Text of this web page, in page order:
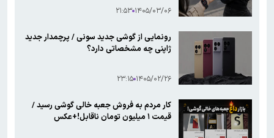
۱۴۰۵/۰۳/۰۶ ۲۱:۵۳
رونمایی از گوشی جدید سونی / پرچمدار جدید
ژاپنی چه مشخصاتی دارد؟
۱۴۰۵/۰۲/۲۶ ۲۳:۱۵
کار مردم به فروش جعبه خالی گوشی رسید /
قیمت ۱ میلیون تومان ناقابل!+عکس